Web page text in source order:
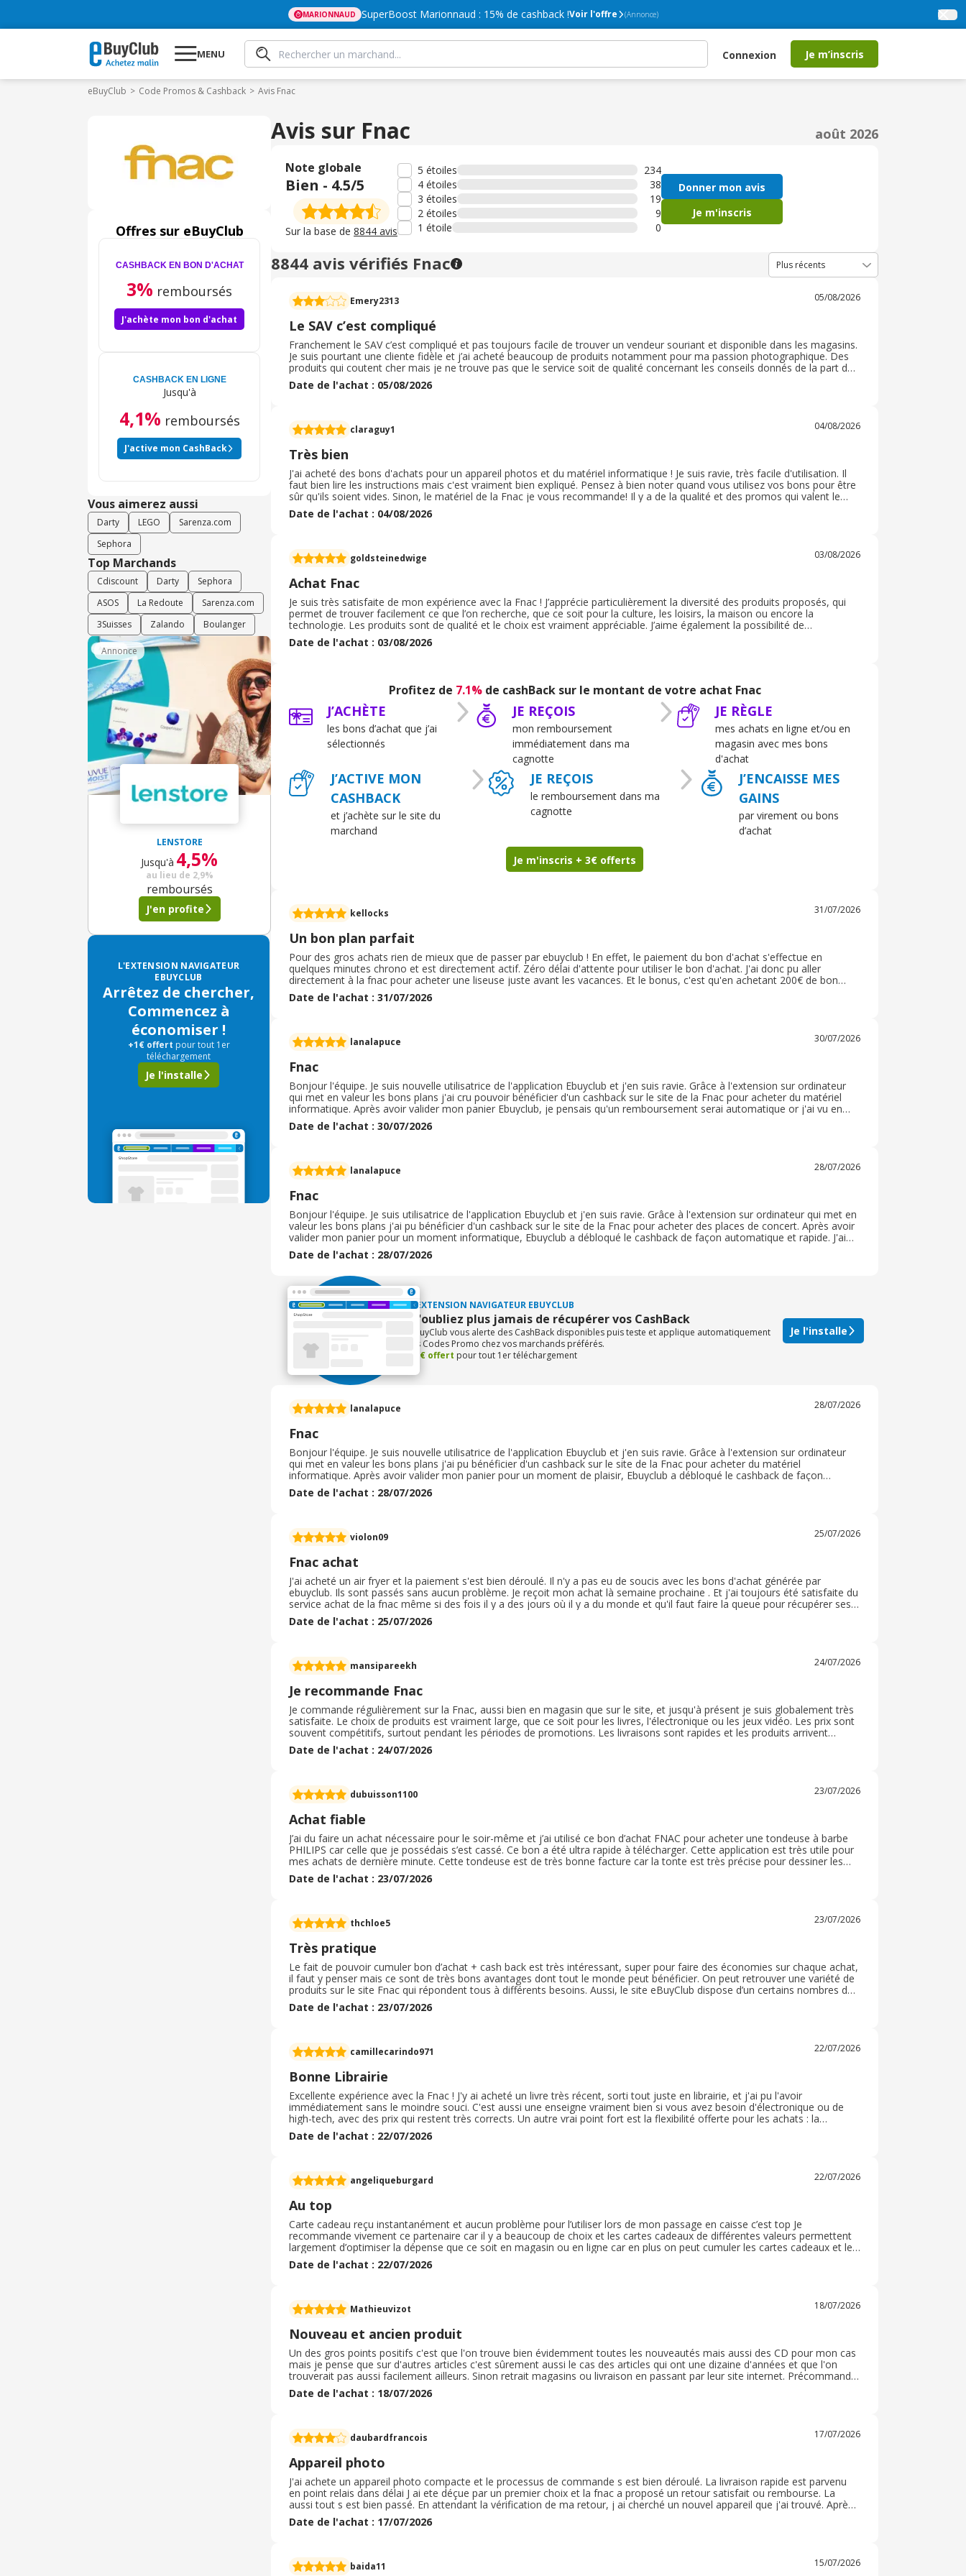
MARIONNAUD SuperBoost Marionnaud : 15% de cashback !Voir l'offre (Annonce)
MENU Connexion Je m’inscris
eBuyClub Code Promos & Cashback Avis Fnac
Offres sur eBuyClub
CASHBACK EN BON D'ACHAT
3% remboursés
J'achète mon bon d'achat
CASHBACK EN LIGNE
Jusqu'à
4,1% remboursés
J'active mon CashBack
Vous aimerez aussi
Darty LEGO
Sarenza.com
Sephora
Top Marchands
Cdiscount Darty
Sephora
ASOS
La Redoute
Sarenza.com
3Suisses
Zalando Boulanger
LENSTORE
Jusqu'à 4,5%
au lieu de 2,9%
remboursés
J'en profite
Annonce
L'EXTENSION NAVIGATEUR
EBUYCLUB
Arrêtez de chercher,
Commencez à
économiser !
+1€ offert pour tout 1er
téléchargement
Je l'installe
Avis sur Fnac août 2026
Note globale
Bien - 4.5/5
Sur la base de 8844 avis
5 étoiles
234
4 étoiles
38
3 étoiles
19
2 étoiles
9
1 étoile
0
Donner mon avis
Je m'inscris
8844 avis vérifiés Fnac
Emery2313 05/08/2026
Le SAV c’est compliqué
Franchement le SAV c’est compliqué et pas toujours facile de trouver un vendeur souriant et disponible dans les magasins.
Je suis pourtant une cliente fidèle et j’ai acheté beaucoup de produits notamment pour ma passion photographique. Des
produits qui coutent cher mais je ne trouve pas que le service soit de qualité concernant les conseils donnés de la part des
vendeurs qui ne se pressent pas pour vous renseigner mêmes pour un appareil et des objectifs à plusieurs milliers d’euros.
C’est dommage
Date de l'achat : 05/08/2026
claraguy1 04/08/2026
Très bien
J'ai acheté des bons d'achats pour un appareil photos et du matériel informatique ! Je suis ravie, très facile d'utilisation. Il
faut bien lire les instructions mais c'est vraiment bien expliqué. Pensez à bien noter quand vous utilisez vos bons pour être
sûr qu'ils soient vides. Sinon, le matériel de la Fnac je vous recommande! Il y a de la qualité et des promos qui valent le
coup. C'est une bonne marque ! Moi j'ai choisi un Lumix TZ99, pour premier appareil photo, j'espère que ça me
conviendra.
Date de l'achat : 04/08/2026
goldsteinedwige 03/08/2026
Achat Fnac
Je suis très satisfaite de mon expérience avec la Fnac ! J’apprécie particulièrement la diversité des produits proposés, qui
permet de trouver facilement ce que l’on recherche, que ce soit pour la culture, les loisirs, la maison ou encore la
technologie. Les produits sont de qualité et le choix est vraiment appréciable. J’aime également la possibilité de
commander facilement et de pouvoir profiter de différents modes de livraison ou de retrait. Le service est pratique, rapide
et efficace. C’est une enseigne vers laquelle je me tourne régulièrement et je n’hésite pas à la recommander pour son
Date de l'achat : 03/08/2026
Profitez de 7.1%de cashBack sur le montant de votre achat Fnac
J’ACHÈTE
les bons d’achat que j’ai
sélectionnés
JE REÇOIS
mon remboursement
immédiatement dans ma
cagnotte
JE RÈGLE
mes achats en ligne et/ou en
magasin avec mes bons
d'achat
J’ACTIVE MON
CASHBACK
et j’achète sur le site du
marchand
JE REÇOIS
le remboursement dans ma
cagnotte
J’ENCAISSE MES
GAINS
par virement ou bons
d’achat
Je m'inscris + 3€ offerts
kellocks 31/07/2026
Un bon plan parfait
Pour des gros achats rien de mieux que de passer par ebuyclub ! En effet, le paiement du bon d'achat s'effectue en
quelques minutes chrono et est directement actif. Zéro délai d'attente pour utiliser le bon d'achat. J'ai donc pu aller
directement à la fnac pour acheter une liseuse juste avant les vacances. Et le bonus, c'est qu'en achetant 200€ de bon
d'achat je recupere 6€. C'est vraiment cool à long terme pour pouvoir récupérer finalement une partie de notre achat. Le
processus est rapide, exécuté directement et permet de se faire plaisir. J'adore et je recommande ! !
Date de l'achat : 31/07/2026
lanalapuce 30/07/2026
Fnac
Bonjour l'équipe. Je suis nouvelle utilisatrice de l'application Ebuyclub et j'en suis ravie. Grâce à l'extension sur ordinateur
qui met en valeur les bons plans j'ai cru pouvoir bénéficier d'un cashback sur le site de la Fnac pour acheter du matériel
informatique. Après avoir valider mon panier Ebuyclub, je pensais qu'un remboursement serai automatique or j'ai vu en
regardant mes cashback en attente que cela ne l'était pas. J'ai alors valider via cette page et, m'attendant à un cashback
de 4, 1%, je n'est perçu que 0, 8 %, alors que je suis adhérent Fnac. J'ai également profité du cashback lié à la carte
Date de l'achat : 30/07/2026
lanalapuce 28/07/2026
Fnac
Bonjour l'équipe. Je suis utilisatrice de l'application Ebuyclub et j'en suis ravie. Grâce à l'extension sur ordinateur qui met en
valeur les bons plans j'ai pu bénéficier d'un cashback sur le site de la Fnac pour acheter des places de concert. Après avoir
valider mon panier pour un moment informatique, Ebuyclub a débloqué le cashback de façon automatique et rapide. J'ai
également profité du cashback lié à la carte Ebuycard. Merci à Ebuyclub de me permettre d'augmenter mon pouvoir
d'achat. J'espère avoir fait le maximum pour cumuler les offres.
Date de l'achat : 28/07/2026
L'EXTENSION NAVIGATEUR EBUYCLUB
N'oubliez plus jamais de récupérer vos CashBack
eBuyClub vous alerte des CashBack disponibles puis teste et applique automatiquement
les Codes Promo chez vos marchands préférés.
+1€ offert pour tout 1er téléchargement
Je l'installe
lanalapuce 28/07/2026
Fnac
Bonjour l'équipe. Je suis nouvelle utilisatrice de l'application Ebuyclub et j'en suis ravie. Grâce à l'extension sur ordinateur
qui met en valeur les bons plans j'ai pu bénéficier d'un cashback sur le site de la Fnac pour acheter du matériel
informatique. Après avoir valider mon panier pour un moment de plaisir, Ebuyclub a débloqué le cashback de façon
automatique et rapide. J'ai également profité du cashback lié à la carte Ebuycard. Merci à Ebuyclub de me permettre
d'augmenter mon pouvoir d'achat.
Date de l'achat : 28/07/2026
violon09 25/07/2026
Fnac achat
J'ai acheté un air fryer et la paiement s'est bien déroulé. Il n'y a pas eu de soucis avec les bons d'achat générée par
ebuyclub. Ils sont passés sans aucun problème. Je reçoit mon achat là semaine prochaine . Et j'ai toujours été satisfaite du
service achat de la fnac même si des fois il y a des jours où il y a du monde et qu'il faut faire la queue pour récupérer ses
achats internet. Cela arrive souvent au moment des fêtes de fin d'année. Mais en ce moment, on est au mois de juillet
donc ça va c'est calme
Date de l'achat : 25/07/2026
mansipareekh 24/07/2026
Je recommande Fnac
Je commande régulièrement sur la Fnac, aussi bien en magasin que sur le site, et jusqu'à présent je suis globalement très
satisfaite. Le choix de produits est vraiment large, que ce soit pour les livres, l'électronique ou les jeux vidéo. Les prix sont
souvent compétitifs, surtout pendant les périodes de promotions. Les livraisons sont rapides et les produits arrivent
toujours bien emballés. J'apprécie aussi la possibilité de retirer gratuitement ma commande en magasin, ce qui est très
pratique. Le service client a été réactif lorsque j'ai eu une question sur une commande. Bien sûr, tout n'est pas parfait,
Date de l'achat : 24/07/2026
dubuisson1100 23/07/2026
Achat fiable
J’ai du faire un achat nécessaire pour le soir-même et j’ai utilisé ce bon d’achat FNAC pour acheter une tondeuse à barbe
PHILIPS car celle que je possédais s’est cassé. Ce bon a été ultra rapide à télécharger. Cette application est très utile pour
mes achats de dernière minute. Cette tondeuse est de très bonne facture car la tonte est très précise pour dessiner les
contours de la barbe. C’est un très bon achat. J’espère juste que ce produit va tenir dans le temps et ne pas rendre l’âme
très vite.
Date de l'achat : 23/07/2026
thchloe5 23/07/2026
Très pratique
Le fait de pouvoir cumuler bon d’achat + cash back est très intéressant, super pour faire des économies sur chaque achat,
il faut y penser mais ce sont de très bons avantages dont tout le monde peut bénéficier. On peut retrouver une variété de
produits sur le site Fnac qui répondent tous à différents besoins. Aussi, le site eBuyClub dispose d’un certains nombres de
sites partenaires sur lesquels nous pouvons acheter et être remboursés. Je recommande très grandement, c’est plus
qu’utile de nos jours :)
Date de l'achat : 23/07/2026
camillecarindo971 22/07/2026
Bonne Librairie
Excellente expérience avec la Fnac ! J'y ai acheté un livre très récent, sorti tout juste en librairie, et j'ai pu l'avoir
immédiatement sans le moindre souci. C'est aussi une enseigne vraiment bien si vous avez besoin d'électronique ou de
high-tech, avec des prix qui restent très corrects. Un autre vrai point fort est la flexibilité offerte pour les achats : la
possibilité de réserver directement un article en magasin ou de se faire livrer sur place est super pratique. Je recommande
sans hésiter !
Date de l'achat : 22/07/2026
angeliqueburgard 22/07/2026
Au top
Carte cadeau reçu instantanément et aucun problème pour l’utiliser lors de mon passage en caisse c’est top Je
recommande vivement ce partenaire car il y a beaucoup de choix et les cartes cadeaux de différentes valeurs permettent
largement d’optimiser la dépense que ce soit en magasin ou en ligne car en plus on peut cumuler les cartes cadeaux et le
cashback en ligne doublement récompensé ce qui n’est pas négligeable. Donc en résumé plus que satisfaire et je
recommande à 10000 pour cents les yeux fermés
Date de l'achat : 22/07/2026
Mathieuvizot 18/07/2026
Nouveau et ancien produit
Un des gros points positifs c'est que l'on trouve bien évidemment toutes les nouveautés mais aussi des CD pour mon cas
mais je pense que sur d'autres articles c'est sûrement aussi le cas des articles qui ont une dizaine d'années et que l'on
trouverait pas aussi facilement ailleurs. Sinon retrait magasins ou livraison en passant par leur site internet. Précommande
disponibles. Large choix venez profiter des offres fnac ou bien même lors du black friday ou encore du cyber monday. Et
aussi lors d'une précommande on est livré le jour de sa sortie
Date de l'achat : 18/07/2026
daubardfrancois 17/07/2026
Appareil photo
J'ai achete un appareil photo compacte et le processus de commande s est bien déroulé. La livraison rapide est parvenu
en point relais dans délai J ai ete déçue par un premier choix et la fnac a proposé un retour satisfait ou rembourse. La
aussi tout s est bien passé. En attendant la vérification de ma retour, j ai cherché un nouvel appareil que j'ai trouvé. Après
le remboursement, j'ai acheté le nouveau auk est egslement arrive rapidement. J' en sius totalement satisfait J ai un
cashback en attente de validation.
Date de l'achat : 17/07/2026
baida11 15/07/2026